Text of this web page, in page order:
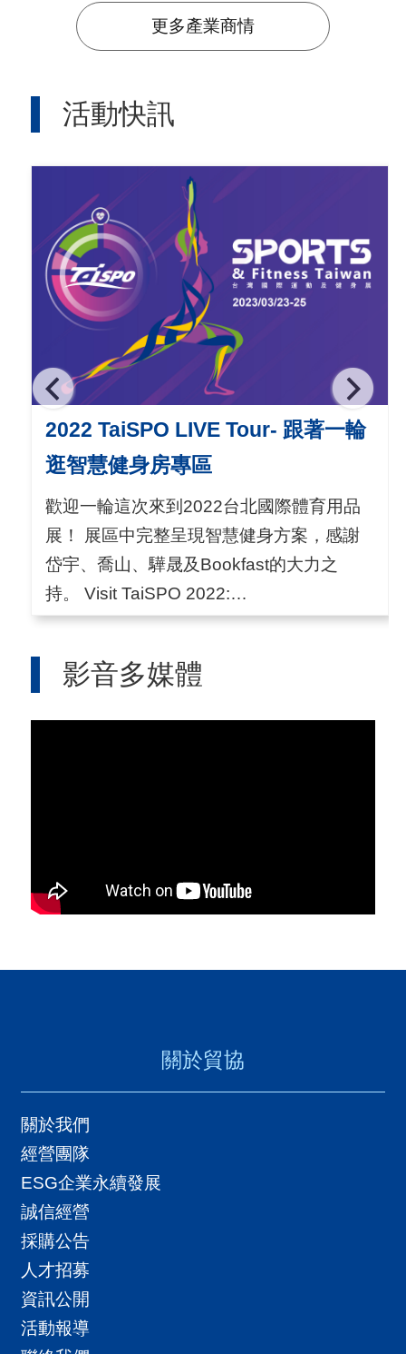
更多產業商情
活動快訊
2022 TaiSPO LIVE Tour- 跟著一輪
逛智慧健身房專區
歡迎一輪這次來到2022台北國際體育用品
展！ 展區中完整呈現智慧健身方案，感謝
岱宇、喬山、驊晟及Bookfast的大力之
持。 Visit TaiSPO 2022:
http://www.taispo.com.tw DigitalGO:
Facebook:
影音多媒體
關於貿協
關於我們
經營團隊
ESG企業永續發展
誠信經營
採購公告
人才招募
資訊公開
活動報導